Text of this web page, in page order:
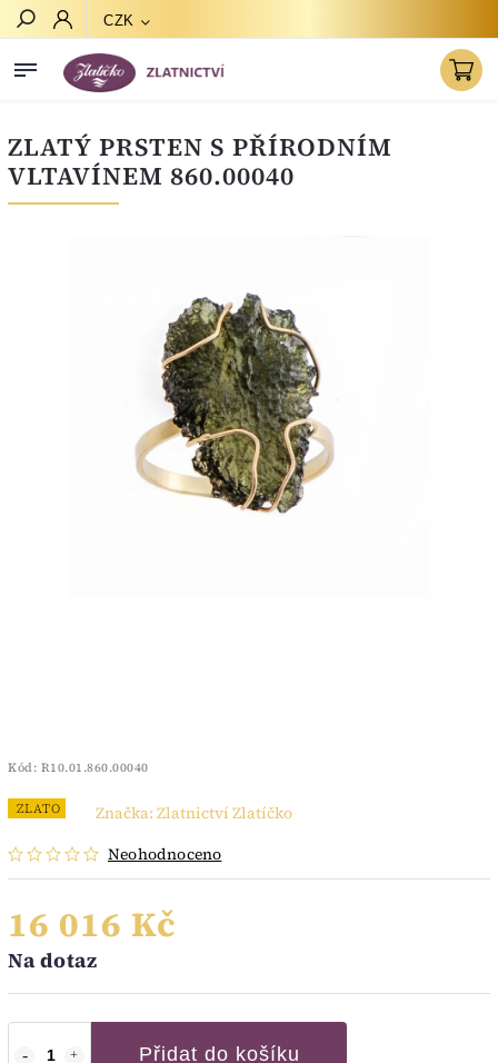
CZK
ZLATÝ PRSTEN S PŘÍRODNÍM
VLTAVÍNEM 860.00040
Kód: R10.01.860.00040
ZLATO
Neohodnoceno
Značka: Zlatnictví Zlatíčko
16 016 Kč
Na dotaz
Přidat do košíku